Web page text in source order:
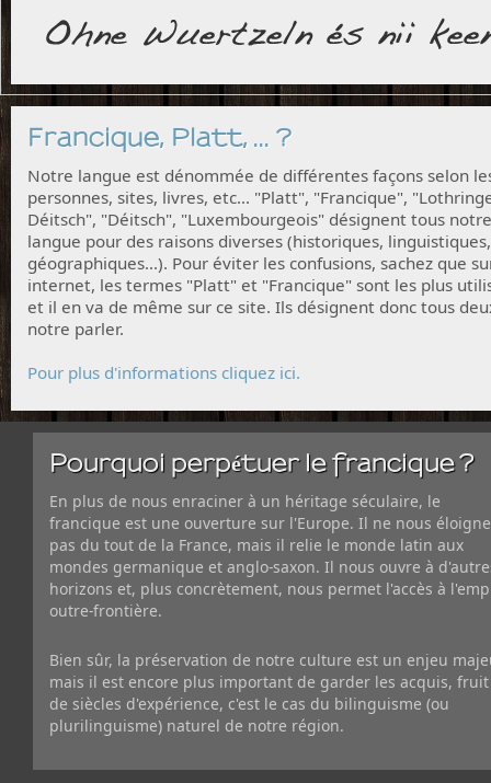
Francique, Platt, ... ?
Notre langue est dénommée de différentes façons selon
personnes, sites, livres, etc... "Platt", "Francique",
Déitsch", "Déitsch", "Luxembourgeois" désignent tous notre
langue pour des raisons diverses (historiques, linguistiques,
géographiques...). Pour éviter les confusions, sachez que
internet, les termes "Platt" et "Francique" sont les plus
et il en va de même sur ce site. Ils désignent donc tous
notre parler.
Pour plus d'informations cliquez ici.
Pourquoi perpétuer le francique ?
En plus de nous enraciner à un héritage séculaire, le
francique est une ouverture sur l'Europe. Il ne nous éloigne
pas du tout de la France, mais il relie le monde latin aux
mondes germanique et anglo-saxon. Il nous ouvre à
horizons et, plus concrètement, nous permet l'accès à
outre-frontière.
Bien sûr, la préservation de notre culture est un enjeu
mais il est encore plus important de garder les acquis, fruit
de siècles d'expérience, c'est le cas du bilinguisme (ou
plurilinguisme) naturel de notre région.